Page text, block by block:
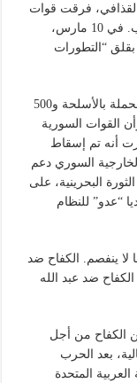
فرقت قوات
الأمن القلقة المتظاهرين… اعتدت عليهم بالضرب. في 10 مارس،
“التطورات
ذكرت قناة الجزيرة أنه تم إرسال سفينة مدنية محملة بالأسلحة و500
القوات السورية
أنه تم إسقاط
السوري دعم
البحرينية، على
“عدو” للنظام
لا ينفصم. الكفاح ضد
ضد عبد الله
الكفاح من أجل
بعد الحرب
العربية المتحدة